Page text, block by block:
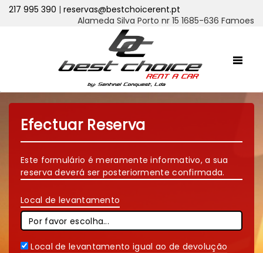
217 995 390 | reservas@bestchoicerent.pt
Alameda Silva Porto nr 15 1685-636 Famoes
Efectuar Reserva
Este formulário é meramente informativo, a sua
reserva deverá ser posteriormente confirmada.
Local de levantamento
Local de levantamento igual ao de devolução